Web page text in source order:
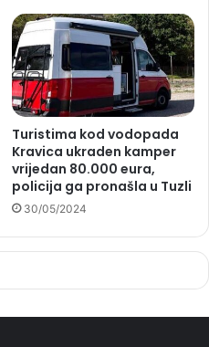
Turistima kod vodopada
Kravica ukraden kamper
vrijedan 80.000 eura,
policija ga pronašla u Tuzli
30/05/2024